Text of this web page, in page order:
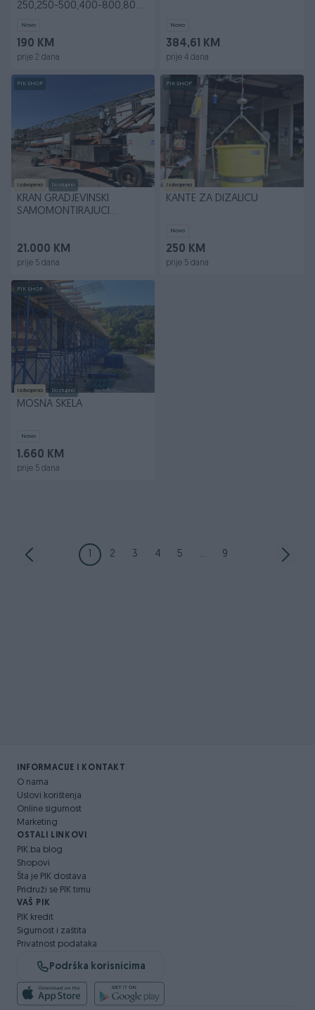
250,250-500,400-800,800-
Novo
190 KM
prije 2 dana
Novo
384,61 KM
prije 4 dana
PIK SHOP
Izdvojeno Dostupno
KRAN GRADJEVINSKI
SAMOMONTIRAJUCI
21.000 KM
prije 5 dana
PIK SHOP
Izdvojeno
KANTE ZA DIZALICU
Novo
250 KM
prije 5 dana
PIK SHOP
Izdvojeno Dostupno
MOSNA SKELA
Novo
1.660 KM
prije 5 dana
1 2 3 4 5 ... 9
INFORMACIJE I KONTAKT
O nama
Uslovi korištenja
Online sigurnost
Marketing
OSTALI LINKOVI
PIK.ba blog
Shopovi
Šta je PIK dostava
Pridruži se PIK timu
VAŠ PIK
PIK kredit
Sigurnost i zaštita
Privatnost podataka
Podrška korisnicima